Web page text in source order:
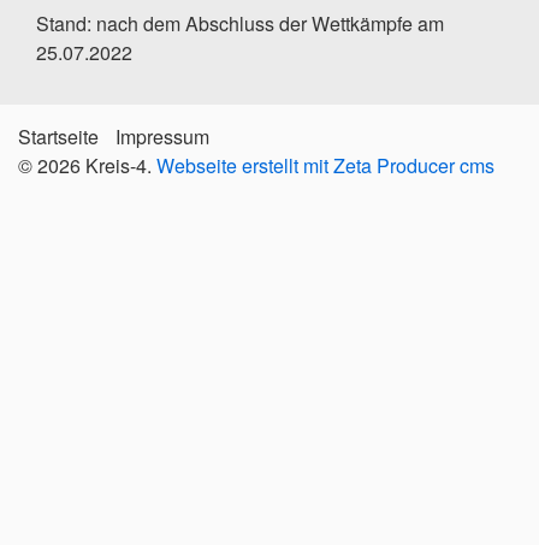
3
SSV Eberbach 3 5046 841,00 Ringe
4
KKS Wilhelmsfeld
Stand: nach dem Abschluss der Wettkämpfe am
25.07.2022
Startseite
Impressum
© 2026 Kreis-4. Webseite erstellt mit Zeta Producer cms